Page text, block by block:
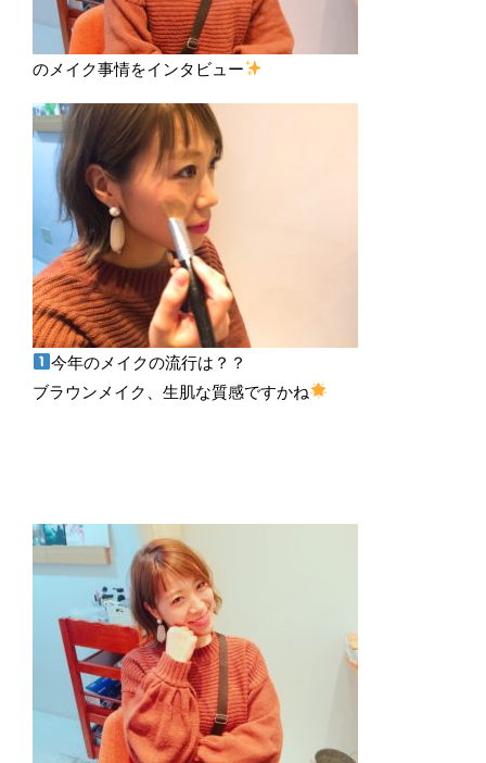
のメイク事情をインタビュー
今年のメイクの流行は？？
ブラウンメイク、生肌な質感ですかね